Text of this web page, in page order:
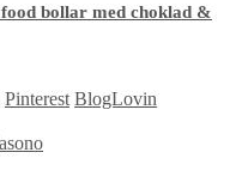
bollar med choklad &
Pinterest BlogLovin